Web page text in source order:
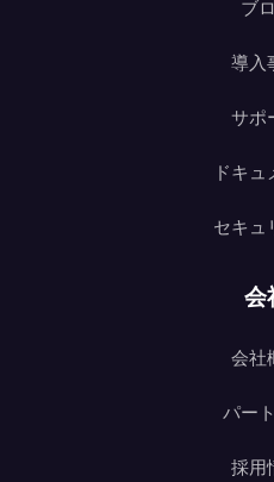
ブ
導入
サポ
ドキュ
セキュ
会
会社
パー
採用